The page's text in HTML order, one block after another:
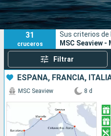
Puertos
31
cruceros
Sus criterios de
MSC Seaview
Filtrar
ESPAÑA, FRANCIA,
MSC Seaview 8 d